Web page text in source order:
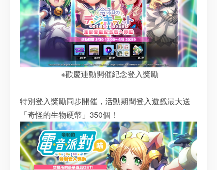
※歡慶連動開催紀念登入獎勵
特別登入獎勵同步開催，活動期間登入遊戲最大送
「奇怪的生物硬幣」350個！